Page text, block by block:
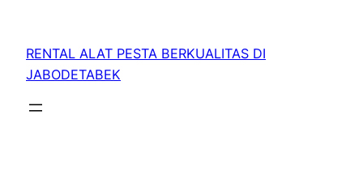
RENTAL ALAT PESTA BERKUALITAS DI
JABODETABEK